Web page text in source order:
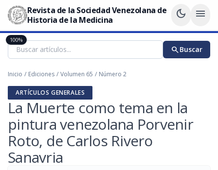
Revista de la Sociedad Venezolana de
Historia de la Medicina
dark_mode menu
searchBuscar
Inicio / Ediciones / Volumen 65 / Número 2
ARTÍCULOS GENERALES
La Muerte como tema en la
pintura venezolana Porvenir
Roto, de Carlos Rivero
Sanavria
100%